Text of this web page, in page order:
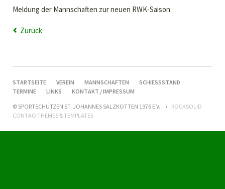
Meldung der Mannschaften zur neuen RWK-Saison.
Zurück
NAVIGATION
ÜBERSPRINGEN
STARTSEITE VEREIN MANNSCHAFTEN
SCHIESSSTAND
TERMINE
LINKS
KONTAKT / IMPRESSUM
© SPORTSCHÜTZEN ST. JOHANNES SALZKOTTEN 1976 E.V.
ROCKSOLID
CONTAO THEMES & TEMPLATES